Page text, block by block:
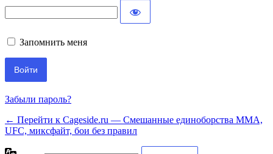
Запомнить меня
Забыли пароль?
← Перейти к Cageside.ru — Смешанные единоборства MMA,
UFC, миксфайт, бои без правил